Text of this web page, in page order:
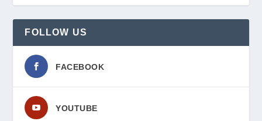
FOLLOW US
FACEBOOK
YOUTUBE